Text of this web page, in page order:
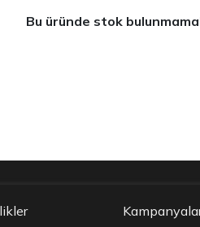
Bu üründe stok